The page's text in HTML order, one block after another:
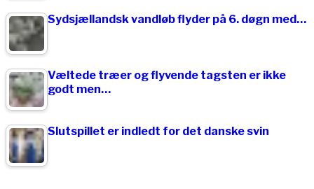
Sydsjællandsk vandløb flyder på 6. døgn med…
Væltede træer og flyvende tagsten er ikke
godt men…
Slutspillet er indledt for det danske svin